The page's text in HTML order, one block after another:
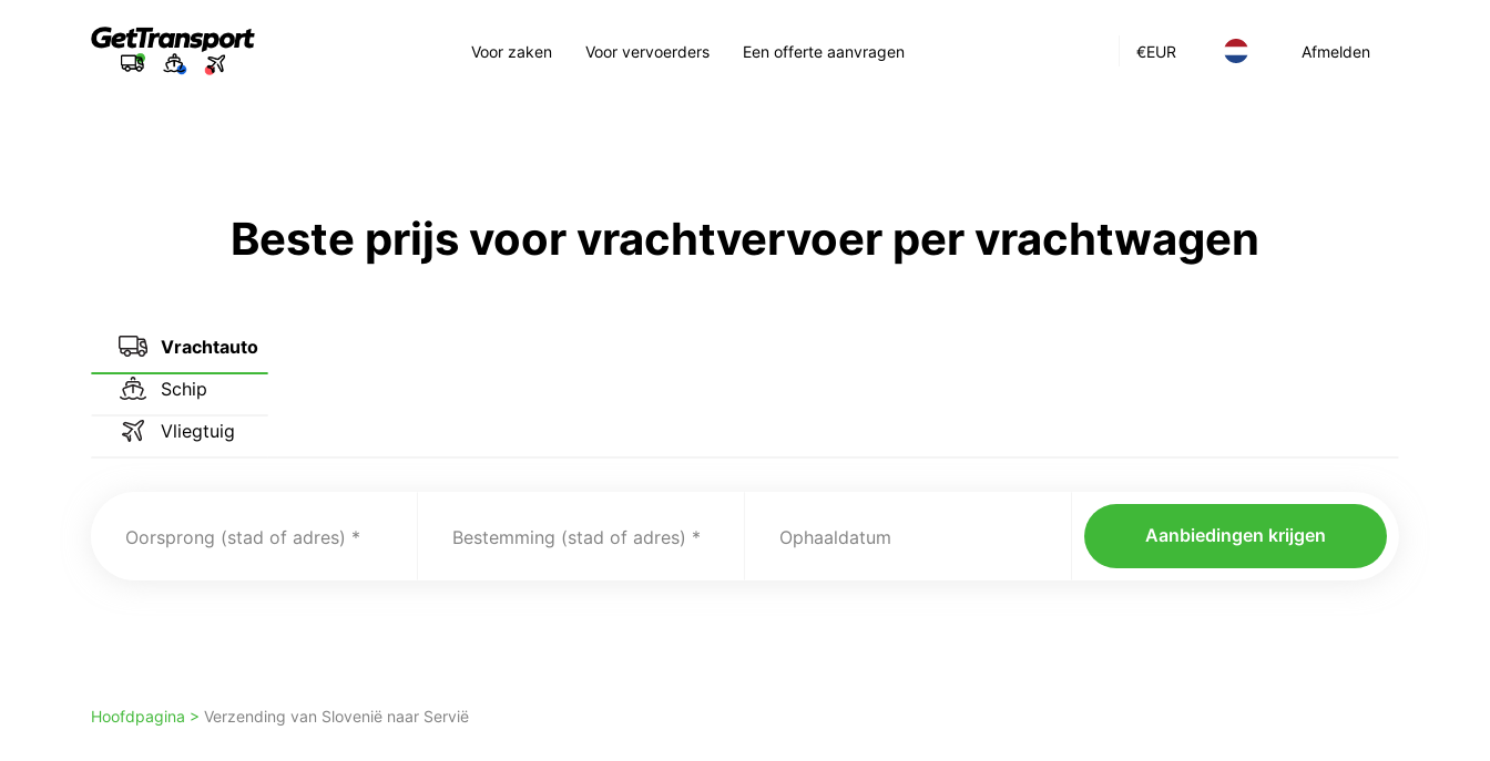
€EUR Afmelden
Voor zaken Voor vervoerders Een offerte aanvragen
Beste prijs voor vrachtvervoer per vrachtwagen
Vrachtauto
Schip
Vliegtuig
Oorsprong (stad of adres) Bestemming (stad of adres) Ophaaldatum Aanbiedingen krijgen
Hoofdpagina > Verzending van Slovenië naar Servië